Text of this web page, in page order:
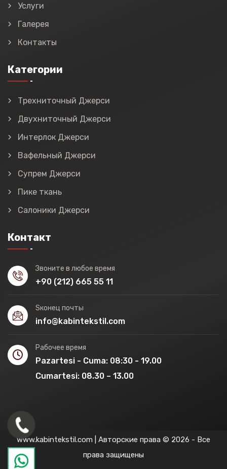
Услуги
Галерея
Контакты
Категории
Трехниточный Джерси
Двухниточный Джерси
Интерлок Джерси
Вафельный Джерси
Супрем Джерси
Пике ткань
Салоники Джерси
Контакт
Звоните в любое время
+90 (212) 665 55 11
Sконец почты
info@kabintekstil.com
Рабочее время
Pazartesi - Cuma: 08:30 - 19.00
Cumartesi: 08.30 – 13.00
www.kabintekstil.com | Авторские права © 2026 - Все
права защищены